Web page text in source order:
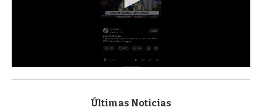
s
Últimas Noticias